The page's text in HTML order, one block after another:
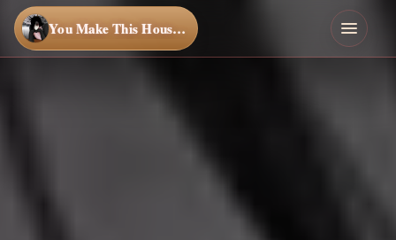
You Make This House a Home